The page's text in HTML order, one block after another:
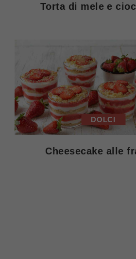
Torta di mele e
DOLCI
Cheesecake alle